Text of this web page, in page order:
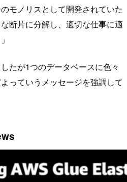
モノリスとして開発されていた
断片に分解し、適切な仕事に適
たが1つのデータベースに色々
っていうメッセージを強調して